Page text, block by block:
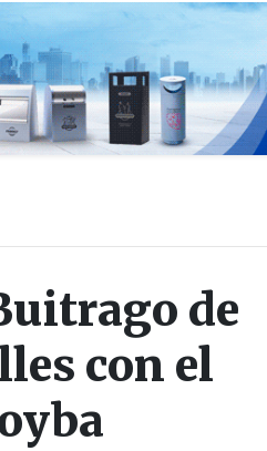
de
con el